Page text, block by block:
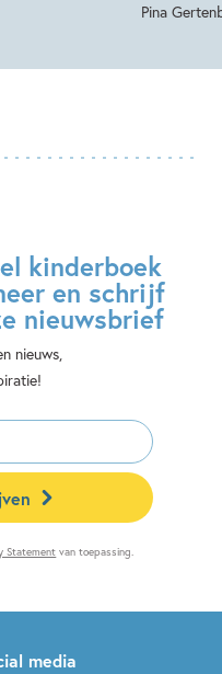
Pina
kinderboek
en schrijf
nieuwsbrief
nieuws,
Statement van toepassing.
media